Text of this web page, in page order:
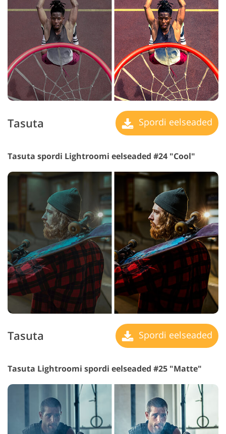
Tasuta Spordi eelseaded
Tasuta spordi Lightroomi eelseaded #24 "Cool"
Tasuta Spordi eelseaded
Tasuta Lightroomi spordi eelseaded #25 "Matte"